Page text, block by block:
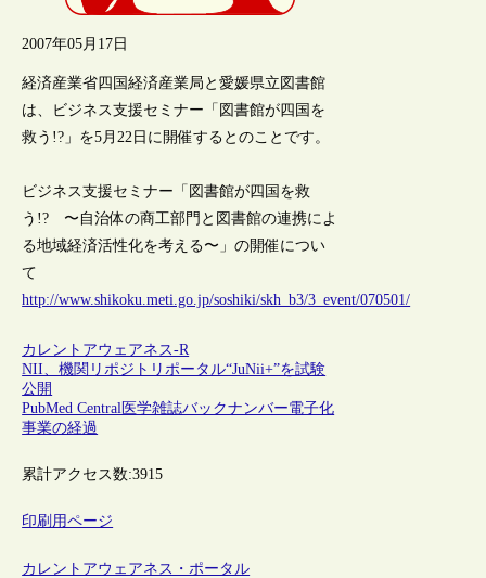
2007年05月17日
経済産業省四国経済産業局と愛媛県立図書館
は、ビジネス支援セミナー「図書館が四国を
救う!?」を5月22日に開催するとのことです。
ビジネス支援セミナー「図書館が四国を救
う!? 〜自治体の商工部門と図書館の連携によ
る地域経済活性化を考える〜」の開催につい
て
http://www.shikoku.meti.go.jp/soshiki/skh_b3/3_event/070501/
カレントアウェアネス-R
NII、機関リポジトリポータル“JuNii+”を試験
公開
PubMed Central医学雑誌バックナンバー電子化
事業の経過
累計アクセス数:3915
印刷用ページ
カレントアウェアネス・ポータル